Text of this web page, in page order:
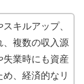
キルアップ、
、複数の収入源
失業時にも資産
、経済的なリ